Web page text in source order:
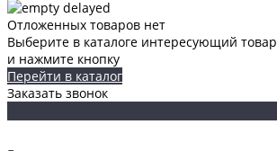
Отложенных товаров нет
Выберите в каталоге интересующий товар
и нажмите кнопку
Перейти в каталог
Заказать звонок